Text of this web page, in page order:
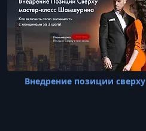
Внедрение позиции сверху